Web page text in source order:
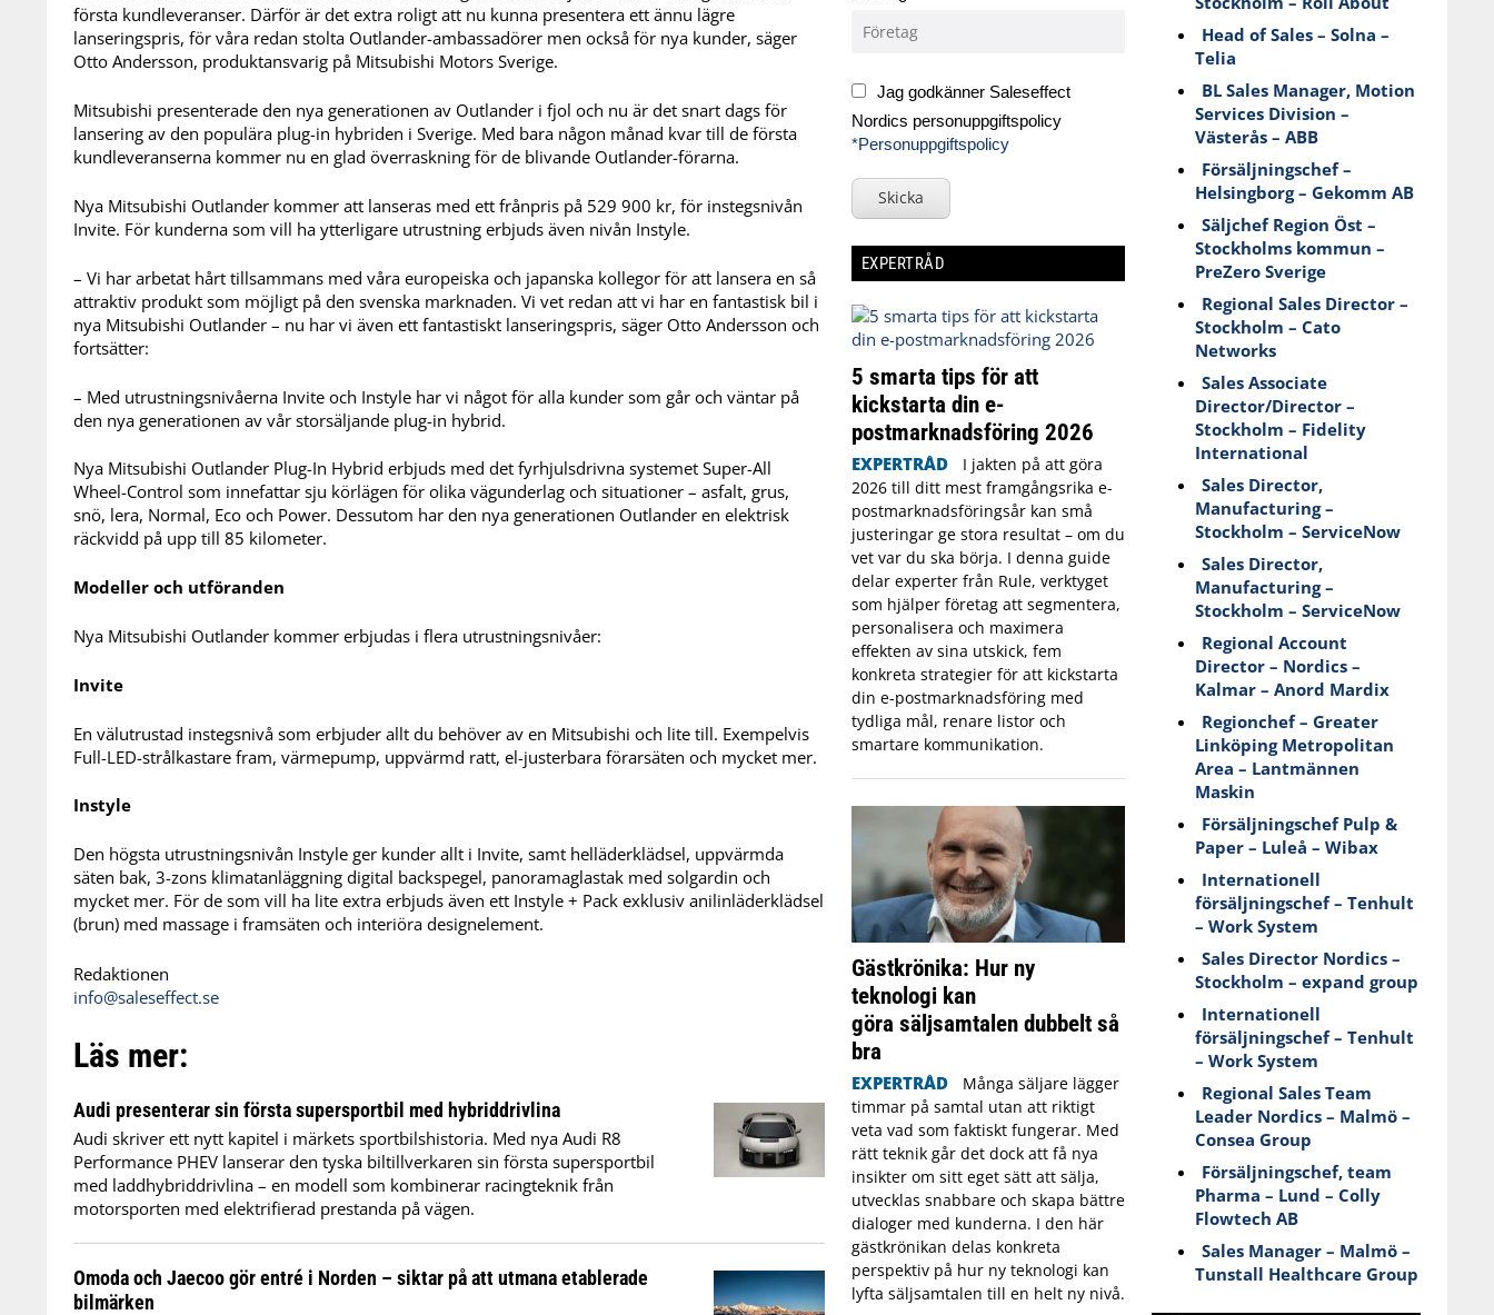
första kundleveranser. Därför är det extra roligt att nu kunna presentera ett ännu lägre
lanseringspris, för våra redan stolta Outlander-ambassadörer men också för nya kunder, säger
Otto Andersson, produktansvarig på Mitsubishi Motors Sverige.
Mitsubishi presenterade den nya generationen av Outlander i fjol och nu är det snart dags för
lansering av den populära plug-in hybriden i Sverige. Med bara någon månad kvar till de första
kundleveranserna kommer nu en glad överraskning för de blivande Outlander-förarna.
Nya Mitsubishi Outlander kommer att lanseras med ett frånpris på 529 900 kr, för instegsnivån
Invite. För kunderna som vill ha ytterligare utrustning erbjuds även nivån Instyle.
– Vi har arbetat hårt tillsammans med våra europeiska och japanska kollegor för att lansera en så
attraktiv produkt som möjligt på den svenska marknaden. Vi vet redan att vi har en fantastisk bil i
nya Mitsubishi Outlander – nu har vi även ett fantastiskt lanseringspris, säger Otto Andersson och
fortsätter:
– Med utrustningsnivåerna Invite och Instyle har vi något för alla kunder som går och väntar på
den nya generationen av vår storsäljande plug-in hybrid.
Nya Mitsubishi Outlander Plug-In Hybrid erbjuds med det fyrhjulsdrivna systemet Super-All
Wheel-Control som innefattar sju körlägen för olika vägunderlag och situationer – asfalt, grus,
snö, lera, Normal, Eco och Power. Dessutom har den nya generationen Outlander en elektrisk
räckvidd på upp till 85 kilometer.
Modeller och utföranden
Nya Mitsubishi Outlander kommer erbjudas i flera utrustningsnivåer:
Invite
En välutrustad instegsnivå som erbjuder allt du behöver av en Mitsubishi och lite till. Exempelvis
Full-LED-strålkastare fram, värmepump, uppvärmd ratt, el-justerbara förarsäten och mycket mer.
Instyle
Den högsta utrustningsnivån Instyle ger kunder allt i Invite, samt helläderklädsel, uppvärmda
säten bak, 3-zons klimatanläggning digital backspegel, panoramaglastak med solgardin och
mycket mer. För de som vill ha lite extra erbjuds även ett Instyle + Pack exklusiv anilinläderklädsel
(brun) med massage i framsäten och interiöra designelement.
Redaktionen
info@saleseffect.se
Läs mer:
Audi presenterar sin första supersportbil med hybriddrivlina
Audi skriver ett nytt kapitel i märkets sportbilshistoria. Med nya Audi R8
Performance PHEV lanserar den tyska biltillverkaren sin första supersportbil
med laddhybriddrivlina – en modell som kombinerar racingteknik från
motorsporten med elektrifierad prestanda på vägen.
Omoda och Jaecoo gör entré i Norden – siktar på att utmana etablerade
bilmärken
Jag godkänner Saleseffect
Nordics personuppgiftspolicy
*Personuppgiftspolicy
Skicka
EXPERTRÅD
5 smarta tips för att
kickstarta din e-
postmarknadsföring 2026
EXPERTRÅD
I jakten på att göra
2026 till ditt mest framgångsrika e-
postmarknadsföringsår kan små
justeringar ge stora resultat – om du
vet var du ska börja. I denna guide
delar experter från Rule, verktyget
som hjälper företag att segmentera,
personalisera och maximera
effekten av sina utskick, fem
konkreta strategier för att kickstarta
din e-postmarknadsföring med
tydliga mål, renare listor och
smartare kommunikation.
Gästkrönika: Hur ny
teknologi kan
göra säljsamtalen dubbelt så
bra
EXPERTRÅD
Många säljare lägger
timmar på samtal utan att riktigt
veta vad som faktiskt fungerar. Med
rätt teknik går det dock att få nya
insikter om sitt eget sätt att sälja,
utvecklas snabbare och skapa bättre
dialoger med kunderna. I den här
gästkrönikan delas konkreta
perspektiv på hur ny teknologi kan
lyfta säljsamtalen till en helt ny nivå.
Head of Sales – Solna –
Telia
BL Sales Manager, Motion
Services Division –
Västerås – ABB
Försäljningschef –
Helsingborg – Gekomm AB
Säljchef Region Öst –
Stockholms kommun –
PreZero Sverige
Regional Sales Director –
Stockholm – Cato
Networks
Sales Associate
Director/Director –
Stockholm – Fidelity
International
Sales Director,
Manufacturing –
Stockholm – ServiceNow
Sales Director,
Manufacturing –
Stockholm – ServiceNow
Regional Account
Director – Nordics –
Kalmar – Anord Mardix
Regionchef – Greater
Linköping Metropolitan
Area – Lantmännen
Maskin
Försäljningschef Pulp &
Paper – Luleå – Wibax
Internationell
försäljningschef – Tenhult
– Work System
Sales Director Nordics –
Stockholm – expand group
Internationell
försäljningschef – Tenhult
– Work System
Regional Sales Team
Leader Nordics – Malmö –
Consea Group
Försäljningschef, team
Pharma – Lund – Colly
Flowtech AB
Sales Manager – Malmö –
Tunstall Healthcare Group